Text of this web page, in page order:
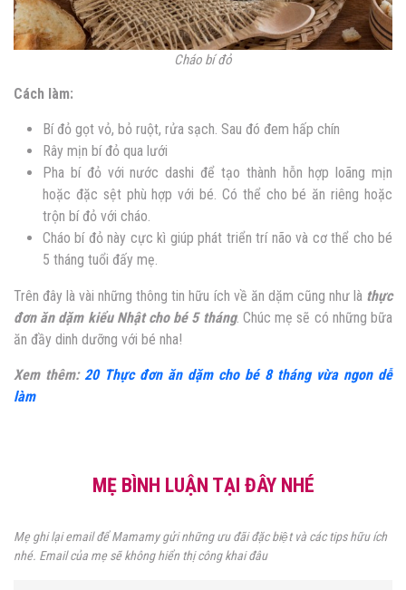
Cháo bí đỏ
Cách làm:
Bí đỏ gọt vỏ, bỏ ruột, rửa sạch. Sau đó đem hấp chín
Rây mịn bí đỏ qua lưới
Pha bí đỏ với nước dashi để tạo thành hỗn hợp loãng mịn
hoặc đặc sệt phù hợp với bé. Có thể cho bé ăn riêng hoặc
trộn bí đỏ với cháo.
Cháo bí đỏ này cực kì giúp phát triển trí não và cơ thể cho bé
5 tháng tuổi đấy mẹ.
Trên đây là vài những thông tin hữu ích về ăn dặm cũng như là thực
đơn ăn dặm kiểu Nhật cho bé 5 tháng. Chúc mẹ sẽ có những bữa
ăn đầy dinh dưỡng với bé nha!
Xem thêm: 20 Thực đơn ăn dặm cho bé 8 tháng vừa ngon dễ
làm
MẸ BÌNH LUẬN TẠI ĐÂY NHÉ
Mẹ ghi lại email để Mamamy gửi những ưu đãi đặc biệt và các tips hữu ích
nhé. Email của mẹ sẽ không hiển thị công khai đâu